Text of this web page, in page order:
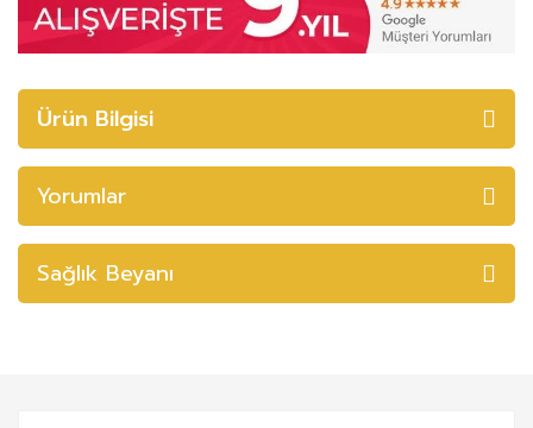
Ürün Bilgisi
Yorumlar
Sağlık Beyanı